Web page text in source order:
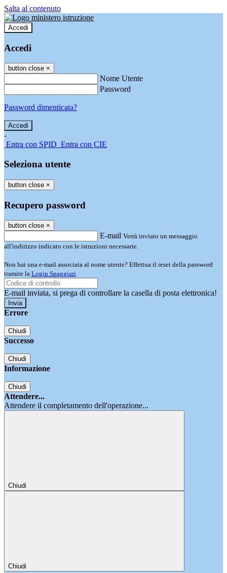
Salta al contenuto
Accedi
Accedi
button close ×
Nome Utente
Password
Password dimenticata?
-
Entra con SPID Entra con CIE
Seleziona utente
button close ×
Recupero password
button close ×
E-mail Verrà inviato un messaggio
all'indirizzo indicato con le istruzioni necessarie.
Non hai una e-mail associata al nome utente? Effettua il reset della password
tramite la Login Spaggiari
E-mail inviata, si prega di controllare la casella di posta elettronica!
Errore
Chiudi
Successo
Chiudi
Informazione
Chiudi
Attendere...
Attendere il completamento dell'operazione...
Chiudi
Chiudi